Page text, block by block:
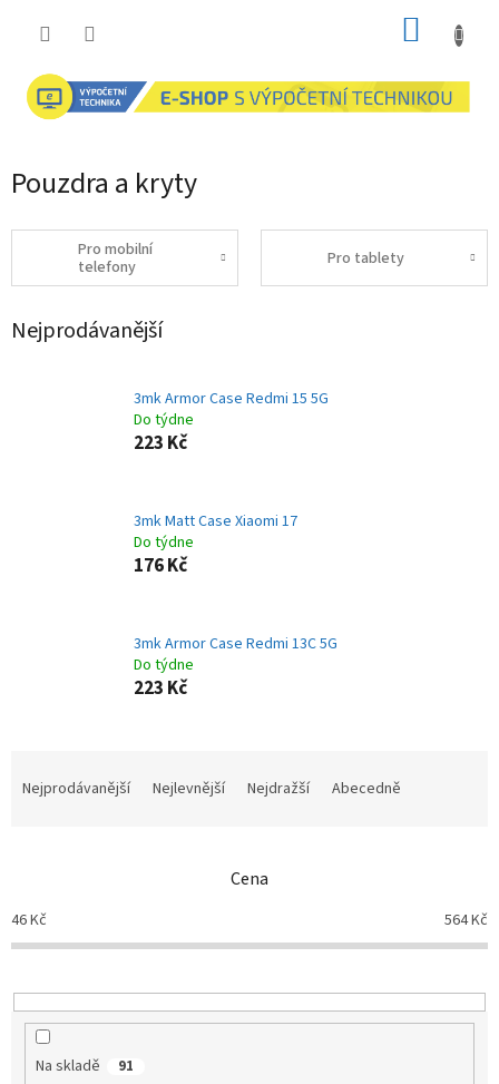
Pouzdra a kryty
Pro mobilní
telefony
Pro tablety
Nejprodávanější
3mk Armor Case Redmi 15 5G
Do týdne
223 Kč
3mk Matt Case Xiaomi 17
Do týdne
176 Kč
3mk Armor Case Redmi 13C 5G
Do týdne
223 Kč
p
r
o
u
Nejprodávanější Nejlevnější Nejdražší Abecedně
Cena
46Kč 564Kč
Na skladě 91